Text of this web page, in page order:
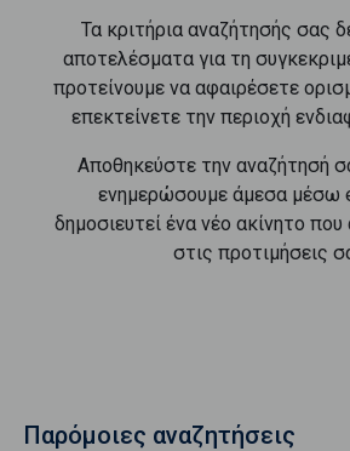
Τα κριτήρια αναζήτησής σας
αποτελέσματα για τη
προτείνουμε να αφαιρέσετε
επεκτείνετε την περιοχή
Αποθηκεύστε την αναζήτησή
ενημερώσουμε άμεσα μέσω
δημοσιευτεί ένα νέο ακίνητο
στις προτιμήσεις
Παρόμοιες αναζητήσεις